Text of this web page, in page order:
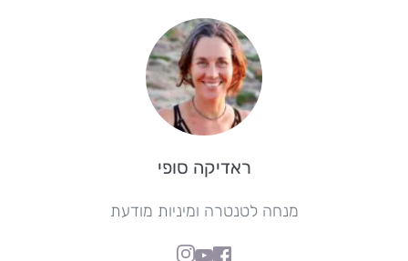
ראדיקה סופי
מנחה לטנטרה ומיניות מודעת